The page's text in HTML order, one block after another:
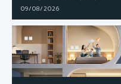
09/08/2026